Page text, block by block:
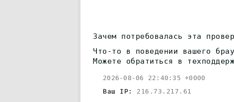
Зачем потребовалась эта
Что-то в поведении вашего
Можете обратиться в
2026-08-06 22:40:35 +0000
Ваш IP: 216.73.217.61